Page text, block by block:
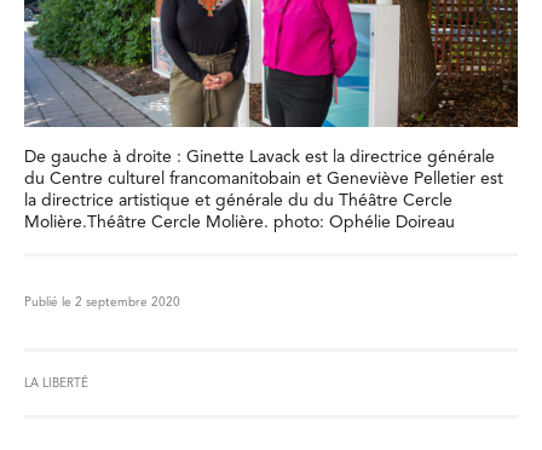
De gauche à droite : Ginette Lavack est la directrice générale
du Centre culturel francomanitobain et Geneviève Pelletier est
la directrice artistique et générale du du Théâtre Cercle
Molière.Théâtre Cercle Molière. photo: Ophélie Doireau
Publié le 2 septembre 2020
LA LIBERTÉ